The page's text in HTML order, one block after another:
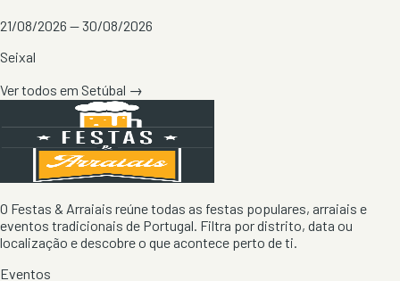
21/08/2026 — 30/08/2026
Seixal
Ver todos em Setúbal →
O Festas & Arraiais reúne todas as festas populares, arraiais e
eventos tradicionais de Portugal. Filtra por distrito, data ou
localização e descobre o que acontece perto de ti.
Eventos